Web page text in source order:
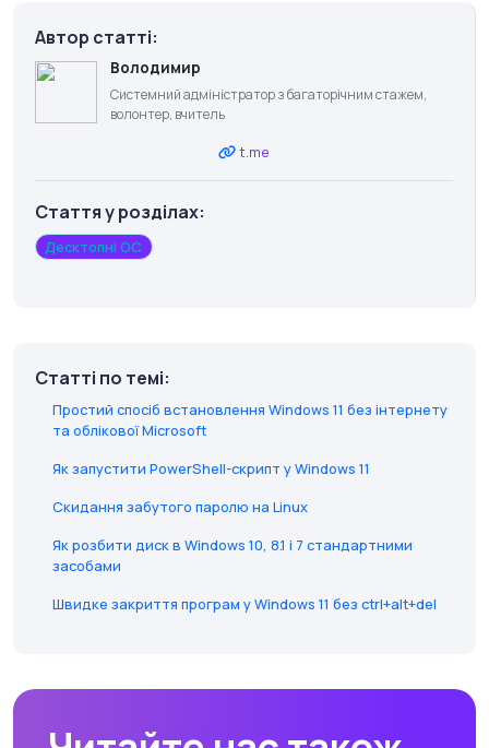
Автор статті:
Володимир
Системний адміністратор з багаторічним стажем,
волонтер, вчитель
t.me
Стаття у розділах:
Десктопні ОС
Статті по темі:
Простий спосіб встановлення Windows 11 без інтернету
та облікової Microsoft
Як запустити PowerShell-скрипт у Windows 11
Скидання забутого паролю на Linux
Як розбити диск в Windows 10, 8.1 і 7 стандартними
засобами
Швидке закриття програм у Windows 11 без ctrl+alt+del